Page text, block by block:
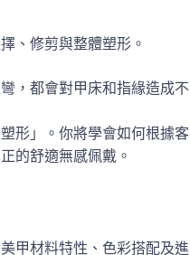
、修剪與整體塑形。
，都會對甲床和指緣造成不
形」。你將學會如何根據客
的舒適無感佩戴。
甲材料特性、色彩搭配及進